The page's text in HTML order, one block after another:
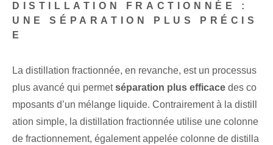
DISTILLATION FRACTIONNÉE :
UNE SÉPARATION PLUS PRÉCIS
E⁢
La distillation fractionnée, en revanche, est un processus
plus avancé qui permetséparation plus efficace des co
mposants d’un mélange liquide. Contrairement à la distill
ation simple, la distillation fractionnée utilise une colonne
de fractionnement, également appelée colonne de distilla